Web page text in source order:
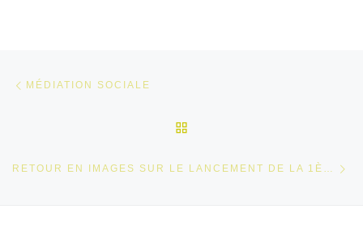
Parcourir les articles
MÉDIATION SOCIALE
RETOUR EN IMAGES SUR LE LANCEMENT DE LA 1ÈRE SESSION DU CHANTIER ENGAGEMENT JEUNES